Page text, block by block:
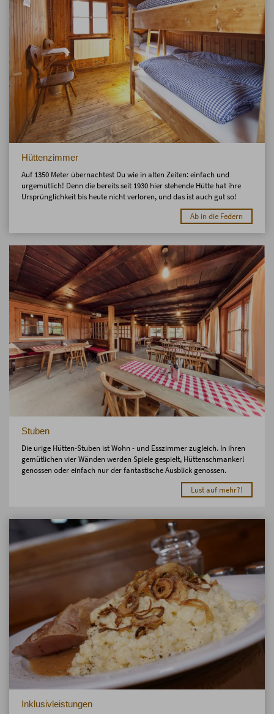
Hüttenzimmer
Auf 1350 Meter übernachtest Du wie in alten Zeiten: einfach und
urgemütlich! Denn die bereits seit 1930 hier stehende Hütte hat ihre
Ursprünglichkeit bis heute nicht verloren, und das ist auch gut so!
Ab in die Federn
Stuben
Die urige Hütten-Stuben ist Wohn - und Esszimmer zugleich. In ihren
gemütlichen vier Wänden werden Spiele gespielt, Hüttenschmankerl
genossen oder einfach nur der fantastische Ausblick genossen.
Lust auf mehr?!
Inklusivleistungen